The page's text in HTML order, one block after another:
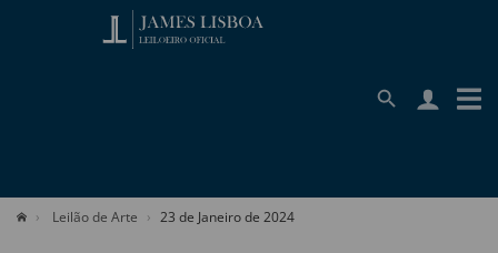
Leilão de Arte 23 de Janeiro de 2024